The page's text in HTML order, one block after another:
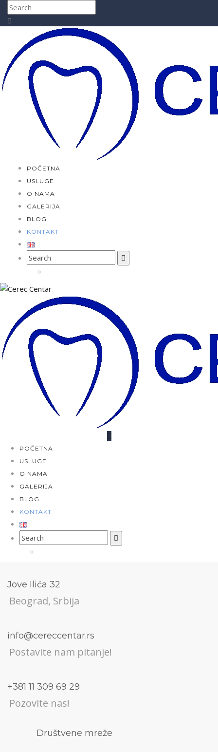
POČETNA
USLUGE
O NAMA
GALERIJA
BLOG
KONTAKT
Search
for:
POČETNA
USLUGE
O NAMA
GALERIJA
BLOG
KONTAKT
Search
for:
Jove Ilića 32
Beograd, Srbija
info@cereccentar.rs
Postavite nam pitanje!
+381 11 309 69 29
Pozovite nas!
Društvene mreže